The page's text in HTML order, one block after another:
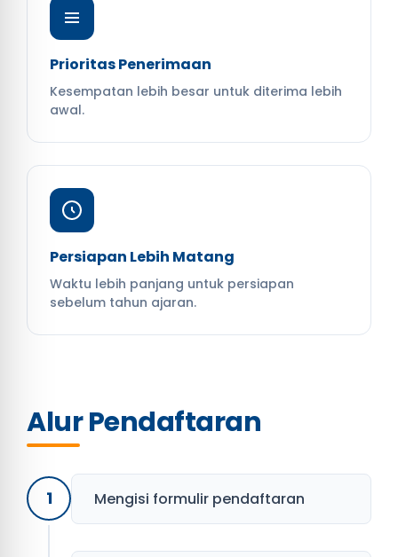
Prioritas Penerimaan
Kesempatan lebih besar untuk diterima lebih
awal.
Persiapan Lebih Matang
Waktu lebih panjang untuk persiapan
sebelum tahun ajaran.
Alur Pendaftaran
1 Mengisi formulir pendaftaran